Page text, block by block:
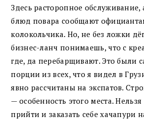
Здесь расторопное обслуживание,
блюд повара сообщают
колокольчика. Но, не без ложки
бизнес-ланч понимаешь, что с
где, да перебарщивают. Это были
порции из всех, что я видел в
явно рассчитаны на экспатов.
— особенность этого места. Нельзя
прийти и заказать себе хачапури